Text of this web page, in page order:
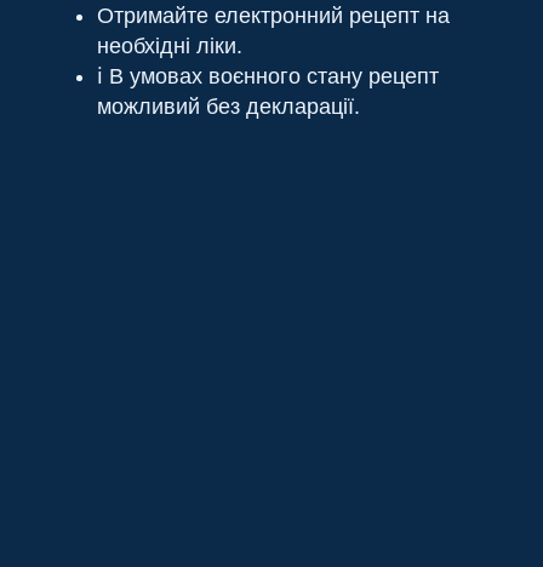
Отримайте електронний рецепт на
необхідні ліки.
ℹ️ В умовах воєнного стану рецепт
можливий без декларації.